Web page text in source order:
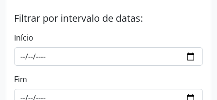
Filtrar por intervalo de datas:
Início
Fim